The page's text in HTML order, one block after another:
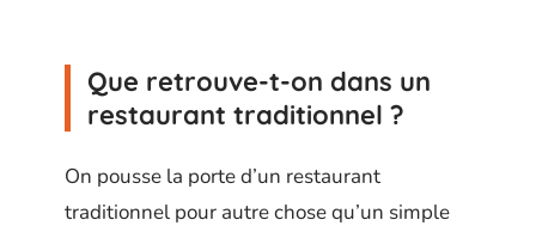
Que retrouve-t-on dans un
restaurant traditionnel ?
On pousse la porte d’un restaurant
traditionnel pour autre chose qu’un simple